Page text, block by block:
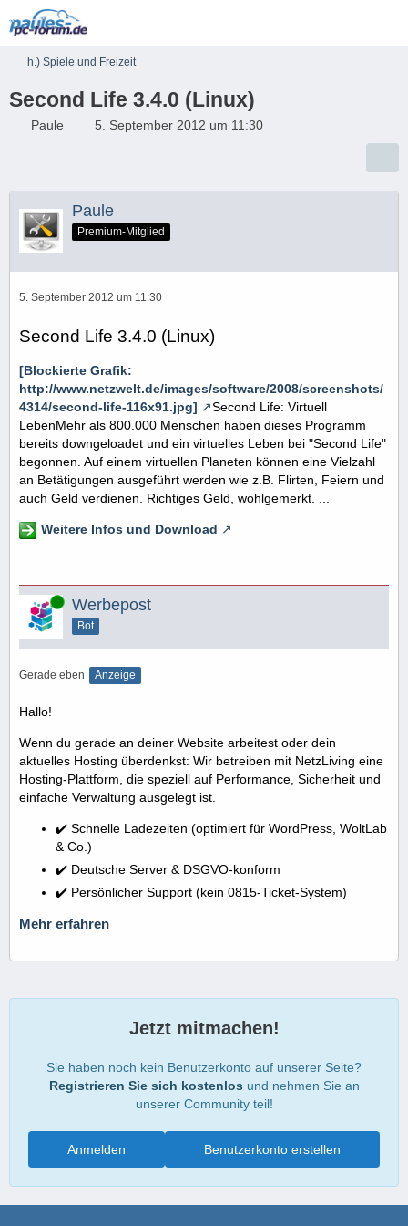
h.) Spiele und Freizeit
Second Life 3.4.0 (Linux)
Paule 5. September 2012 um 11:30
Paule
Premium-Mitglied
5. September 2012 um 11:30
Second Life 3.4.0 (Linux)
[Blockierte Grafik:
http://www.netzwelt.de/images/software/2008/screenshots/
4314/second-life-116x91.jpg]
Second Life: Virtuell
LebenMehr als 800.000 Menschen haben dieses Programm
bereits downgeloadet und ein virtuelles Leben bei "Second Life"
begonnen. Auf einem virtuellen Planeten können eine Vielzahl
an Betätigungen ausgeführt werden wie z.B. Flirten, Feiern und
auch Geld verdienen. Richtiges Geld, wohlgemerkt. ...
Weitere Infos und Download
Online Werbepost
Bot
Gerade eben Anzeige
Hallo!
Wenn du gerade an deiner Website arbeitest oder dein
aktuelles Hosting überdenkst: Wir betreiben mit NetzLiving eine
Hosting-Plattform, die speziell auf Performance, Sicherheit und
einfache Verwaltung ausgelegt ist.
✔️ Schnelle Ladezeiten (optimiert für WordPress, WoltLab
& Co.)
✔️ Deutsche Server & DSGVO-konform
✔️ Persönlicher Support (kein 0815-Ticket-System)
Mehr erfahren
Jetzt mitmachen!
Sie haben noch kein Benutzerkonto auf unserer Seite?
Registrieren Sie sich kostenlos und nehmen Sie an
unserer Community teil!
Benutzerkonto erstellen
Anmelden